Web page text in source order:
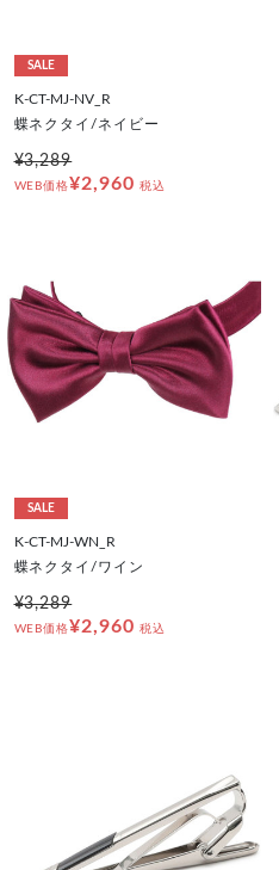
SALE
K-CT-MJ-NV_R
蝶ネクタイ/ネイビー
¥3,289
WEB価格¥2,960 税込
SALE
K-CT-MJ-WN_R
蝶ネクタイ/ワイン
¥3,289
WEB価格¥2,960 税込